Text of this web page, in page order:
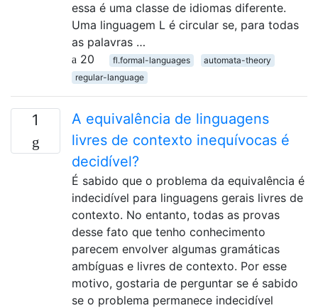
essa é uma classe de idiomas diferente.
Uma linguagem L é circular se, para todas
as palavras …
20
fl.formal-languages
automata-theory
regular-language
1
A equivalência de linguagens
livres de contexto inequívocas é
decidível?
É sabido que o problema da equivalência é
indecidível para linguagens gerais livres de
contexto. No entanto, todas as provas
desse fato que tenho conhecimento
parecem envolver algumas gramáticas
ambíguas e livres de contexto. Por esse
motivo, gostaria de perguntar se é sabido
se o problema permanece indecidível